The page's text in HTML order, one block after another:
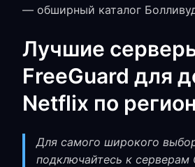
— обширный каталог
Лучшие
FreeGuard для
Netflix по
Для самого широкого
подключайтесь к